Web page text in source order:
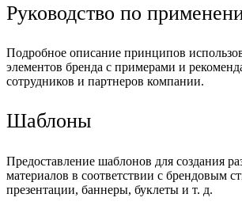
Руководство по
Подробное описание принципов
элементов бренда с примерами и
сотрудников и партнеров компании.
Шаблоны
Предоставление шаблонов для создания
материалов в соответствии с брендовым
презентации, баннеры, буклеты и т. д.